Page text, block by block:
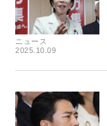
ニュース
2025.10.09